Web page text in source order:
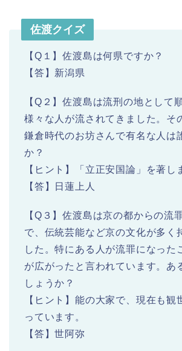
佐渡クイズ
【Q１】佐渡島は何県ですか？
【答】新潟県
【Q２】佐渡島は流刑の地として
様々な人が流されてきました。そ
鎌倉時代のお坊さんで有名な人は
か？
【ヒント】「立正安国論」を著し
【答】日蓮上人
【Q３】佐渡島は京の都からの流
で、伝統芸能など京の文化が多く
した。特にある人が流罪になった
が広がったと言われています。あ
しょうか？
【ヒント】能の大家で、現在も観
っています。
【答】世阿弥